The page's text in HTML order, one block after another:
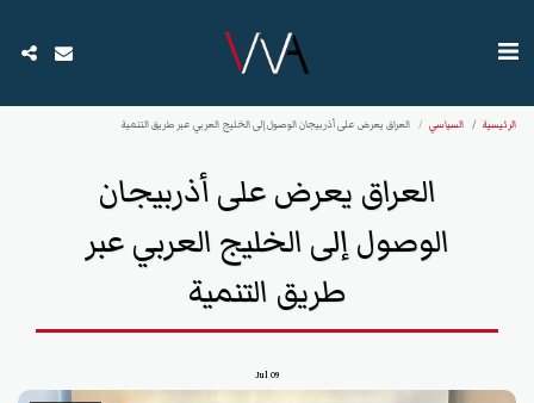
الرئيسية السياسي العراق يعرض على أذربيجان الوصول إلى الخليج العربي عبر طريق التنمية
العراق يعرض على أذربيجان
الوصول إلى الخليج العربي عبر
طريق التنمية
09
Jul